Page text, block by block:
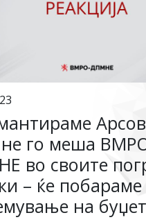
не го меша
во своите
– ќе побараме
на